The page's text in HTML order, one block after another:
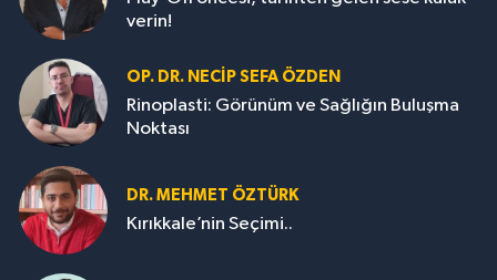
verin!
OP. DR. NECIP SEFA ÖZDEN
Rinoplasti: Görünüm ve Sağlığın Buluşma
Noktası
DR. MEHMET ÖZTÜRK
Kırıkkale’nin Seçimi..